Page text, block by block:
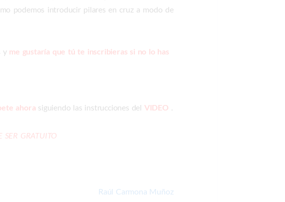
podemos introducir pilares en cruz a modo de
yme gustaría que tú te inscribieras si no lo has
ahora siguiendo las instrucciones del VIDEO .
SER GRATUITO
Raúl Carmona Muñoz